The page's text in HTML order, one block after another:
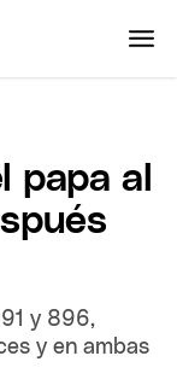
papa al
y 896,
y en ambas